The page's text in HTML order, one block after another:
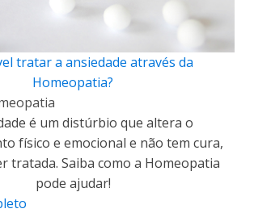
tratar a ansiedade através da
Homeopatia?
é um distúrbio que altera o
físico e emocional e não tem cura,
tratada. Saiba como a Homeopatia
pode ajudar!